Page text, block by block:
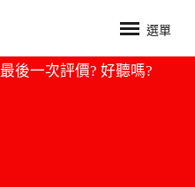
選單
最後一次評價? 好聽嗎?